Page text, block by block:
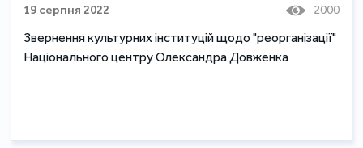
19 серпня 2022 2000
Звернення культурних інституцій щодо "реорганізації"
Національного центру Олександра Довженка